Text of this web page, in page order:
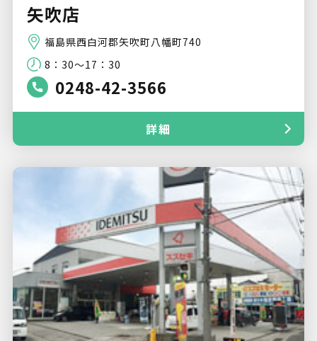
矢吹店
福島県西白河郡矢吹町八幡町740
8：30～17：30
0248-42-3566
詳細